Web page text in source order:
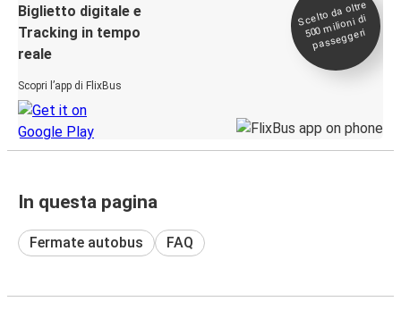
Biglietto digitale e
Tracking in tempo
reale
Scopri l’app di FlixBus
Scelto da oltre
500
milioni di
passeggeri
In questa pagina
Fermate autobus FAQ